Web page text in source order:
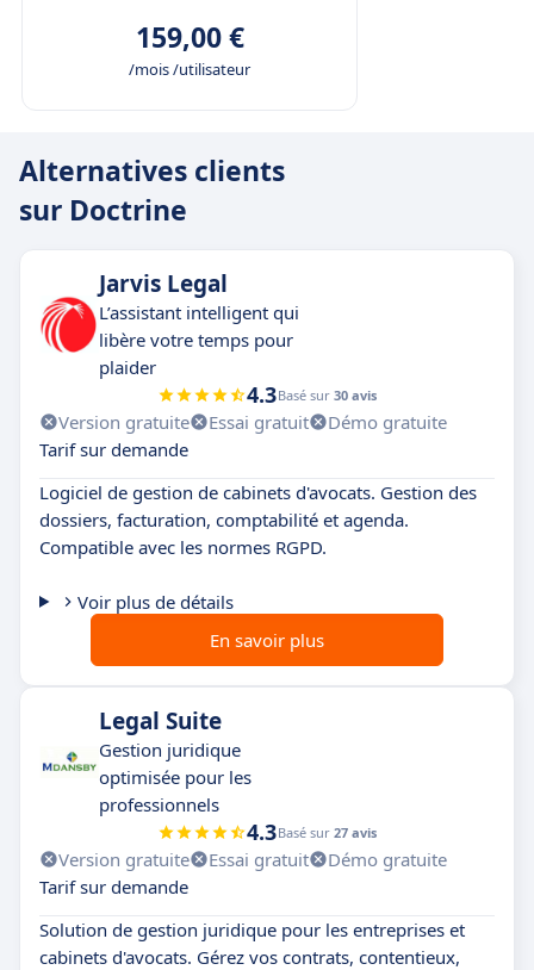
159,00 €
/mois /utilisateur
Alternatives clients
sur Doctrine
Jarvis Legal
L’assistant intelligent qui
libère votre temps pour
plaider
4.3Basé sur 30 avis
Version gratuite Essai gratuit
Démo gratuite
Tarif sur demande
Logiciel de gestion de cabinets d'avocats. Gestion des
dossiers, facturation, comptabilité et agenda.
Compatible avec les normes RGPD.
Voir plus de détails
En savoir plus
Legal Suite
Gestion juridique
optimisée pour les
professionnels
4.3Basé sur 27 avis
Version gratuite Essai gratuit
Démo gratuite
Tarif sur demande
Solution de gestion juridique pour les entreprises et
cabinets d'avocats. Gérez vos contrats, contentieux,